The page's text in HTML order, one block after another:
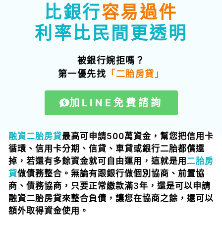
比銀行容易過件
利率比民間更透明
被銀行婉拒嗎？
第一優先找 「二胎房貸」
加LINE免費諮詢
融資二胎房貸最高可申請500萬資金，幫您把信用卡
循環、信用卡分期、信貸、車貸或銀行二胎都償還
掉，若還有多餘資金就可自由運用，這就是用 二胎房
貸做債務整合。無論有跟銀行做個別協商、前置協
商、 債務協商 ，只要正常繳款滿3年，還是可以申請
融資二胎房貸來整合負債，讓您在協商之餘，還可以
額外取得資金使用。